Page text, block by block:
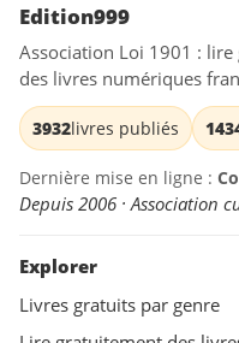
Edition999
Association Loi 1901 :
des livres numériques
3932livres publiés
Dernière mise en ligne :
Depuis 2006 ·
Explorer
Livres gratuits par genre